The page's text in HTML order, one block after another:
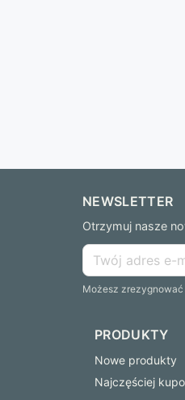
NEWSLETTER
Otrzymuj nasze
Możesz
PRODUKTY
Nowe produkty
Najczęściej